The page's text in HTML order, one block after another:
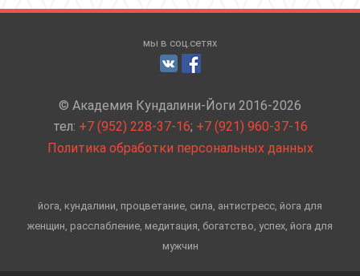
мы в соц.сетях
© Академия Кундалини-Йоги 2016-2026
тел: +7 (952) 228-37-16; +7 (921) 960-37-16
Политика обработки персональных данных
йога, кундалини, процветание, сила, антистресс, йога для
женщин, расслабление, медитация, богатство, успех, йога для
мужчин